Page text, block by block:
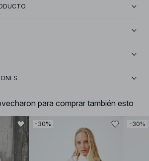
para comprar también esto
-30% -30%